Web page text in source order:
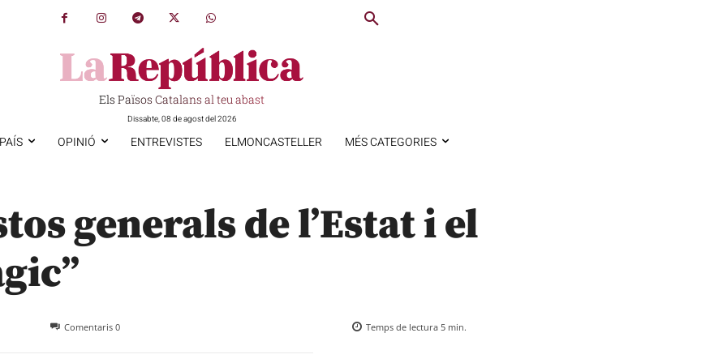
Els Països Catalans al teu abast
Dissabte, 08 de agost del 2026
OPINIÓ ENTREVISTES ELMONCASTELLER MÉS CATEGORIES
generals de l’Estat i el
Comentaris 0 Temps de lectura 5 min.